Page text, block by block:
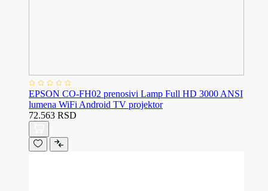
EPSON CO-FH02 prenosivi Lamp Full HD 3000 ANSI
lumena WiFi Android TV projektor
72.563 RSD